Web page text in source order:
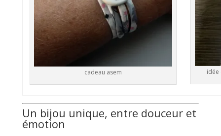
cadeau asem idée
Un bijou unique, entre douceur et
émotion